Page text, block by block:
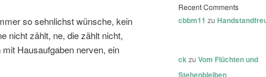
so sehnlichst wünsche, kein
nicht zählt, ne, die zählt nicht,
Hausaufgaben nerven, ein
Recent Comments
cbbm11 zu
ck zu Vom Flüchten und
Stehenbleiben